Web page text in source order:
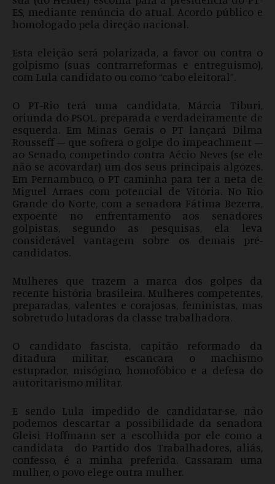
ES, mediante renúncia do atual. Acordo público e
homologado pela direção nacional.
Esta eleição será polarizada, a favor ou contra o
golpismo (suas contrarreformas e entreguismo),
com Lula candidato ou como “cabo eleitoral”.
O PT-Rio terá uma candidata, Márcia Tiburi,
oriunda do PSOL, preparada e verdadeiramente de
esquerda. Em Minas Gerais o PT lançará Dilma
Rousseff – que sofrera o golpe do impeachment –
ao Senado, competindo contra Aécio Neves (se ele
não se acovardar) um dos seus principais algozes.
Em Pernambuco, o PT caminha para ter a neta de
Miguel Arraes com potencial de Vitória. No Rio
Grande do Norte, com a senadora Fátima Bezerra,
expoente no enfrentamento aos senadores
golpistas, segundo as pesquisas, ela leva
considerável vantagem sobre os demais pré-
candidatos.
Mulheres que trazem a marca dos golpes da
recente história brasileira. Mulheres competentes,
preparadas, valentes e corajosas, feministas, mas
sobretudo lutadoras da classe trabalhadora.
O candidato fascista, capitão reformado da
ditadura militar, escancara o machismo
estuprador, misógino, homofóbico e a defesa do
autoritarismo militar.
E sendo Lula impedido de candidatar-se, não
podemos descartar a possibilidade da senadora
Gleisi Hoffmann ser a escolhida por ele como a
candidata do Partido dos Trabalhadores, aliás,
confesso, é a minha preferida. Cassaram uma
mulher, o povo elege outra mulher.